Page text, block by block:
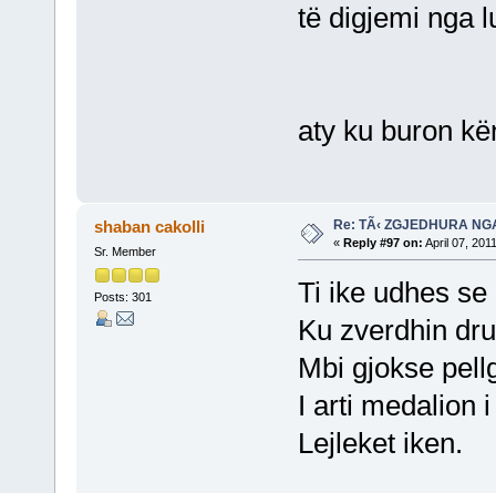
të digjemi nga
aty ku buron
shaban cakolli
Sr. Member
Posts: 301
Re: TÃ‹ ZGJEDHURA
« Reply #97 on: April 07,
Ti ike udhes se
Ku zverdhin
Mbi gjokse
I arti medalion
Lejleket iken.